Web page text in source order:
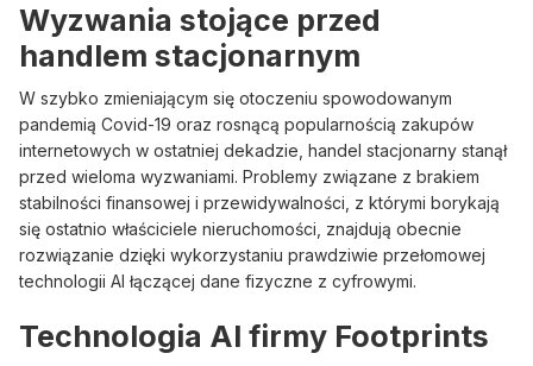
Wyzwania stojące przed
handlem stacjonarnym
W szybko zmieniającym się otoczeniu spowodowanym
pandemią Covid-19 oraz rosnącą popularnością zakupów
internetowych w ostatniej dekadzie, handel stacjonarny stanął
przed wieloma wyzwaniami. Problemy związane z brakiem
stabilności finansowej i przewidywalności, z którymi borykają
się ostatnio właściciele nieruchomości, znajdują obecnie
rozwiązanie dzięki wykorzystaniu prawdziwie przełomowej
technologii AI łączącej dane fizyczne z cyfrowymi.
Technologia AI firmy Footprints